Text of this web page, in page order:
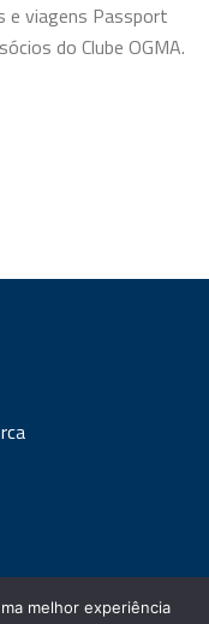
e viagens Passport
do Clube OGMA.
melhor experiência